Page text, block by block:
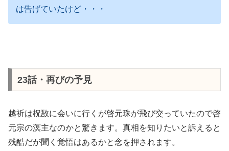
は告げていたけど・・・
23話・再びの予見
越祈は柷敔に会いに行くが啓元珠が飛び交っていたので啓
元宗の溟主なのかと驚きます。真相を知りたいと訴えると
残酷だが聞く覚悟はあるかと念を押されます。